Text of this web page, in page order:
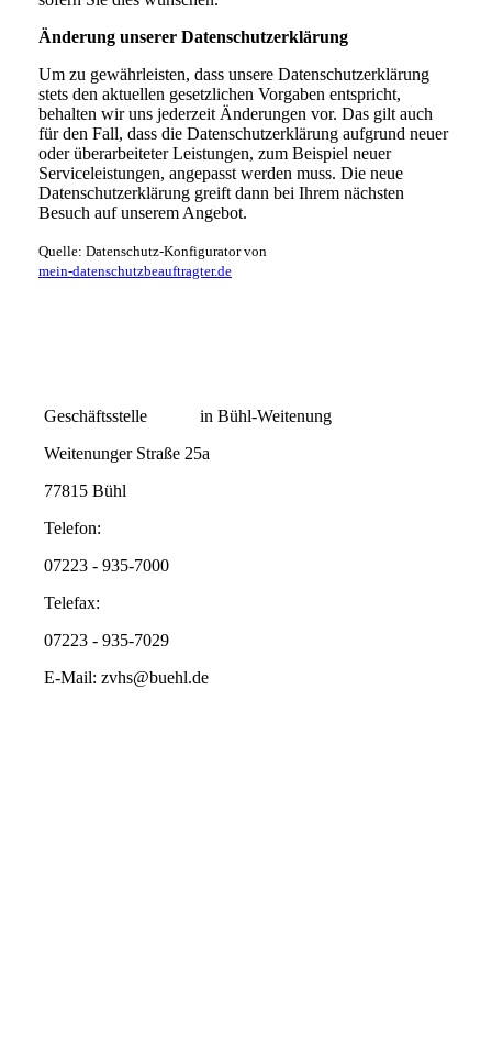
Änderung unserer Datenschutzerklärung
Um zu gewährleisten, dass unsere Datenschutzerklärung
stets den aktuellen gesetzlichen Vorgaben entspricht,
behalten wir uns jederzeit Änderungen vor. Das gilt auch
für den Fall, dass die Datenschutzerklärung aufgrund neuer
oder überarbeiteter Leistungen, zum Beispiel neuer
Serviceleistungen, angepasst werden muss. Die neue
Datenschutzerklärung greift dann bei Ihrem nächsten
Besuch auf unserem Angebot.
Quelle: Datenschutz-Konfigurator von
mein-datenschutzbeauftragter.de
Geschäftsstelle in Bühl-Weitenung
Weitenunger Straße 25a
77815 Bühl
Telefon:
07223 - 935-7000
Telefax:
07223 - 935-7029
E-Mail: zvhs@buehl.de